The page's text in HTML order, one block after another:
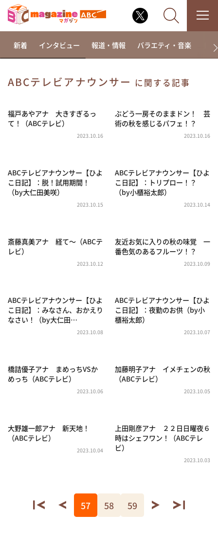
相席食堂
これ余談なんですけど・・・
探偵！ナイトスクープ
news おかえり
河合＆A.B.C-Z塚田×福井アナ「なんでやねん！？」
（news おかえり）
本日はダイアンなり！シーズン２
新婚さんいらっしゃい！
ポツンと一軒家
アナ回覧板
新着 インタビュー 報道・情報 バラエティ・音楽 ド
ABCテレビアナウンサー に関する記事
福戸あやアナ 大きすぎるっ
て！（ABCテレビ）
2023.10.16
ぶどう一房そのままドン！ 芸
術の秋を感じるパフェ！？
2023.10.16
ABCテレビアナウンサー【ひよ
こ日記】：脱！試用期間！
（by大仁田美咲）
2023.10.15
ABCテレビアナウンサー【ひよ
こ日記】：トリプロー！？
（by小櫃裕太郎）
2023.10.14
斎藤真美アナ 経て〜（ABCテ
レビ）
2023.10.12
友近お気に入りの秋の味覚 一
番色気のあるフルーツ！？
2023.10.09
ABCテレビアナウンサー【ひよ
こ日記】：みなさん、おかえり
なさい！（by大仁田…
2023.10.08
ABCテレビアナウンサー【ひよ
こ日記】：夜勤のお供（by小
櫃裕太郎）
2023.10.07
橋詰優子アナ まめっちVSか
めっち（ABCテレビ）
2023.10.06
加藤明子アナ イメチェンの秋
（ABCテレビ）
2023.10.05
大野雄一郎アナ 新天地！
（ABCテレビ）
2023.10.04
上田剛彦アナ ２２日日曜夜６
時はシェフワン！（ABCテレ
ビ）
2023.10.03
57 58 59